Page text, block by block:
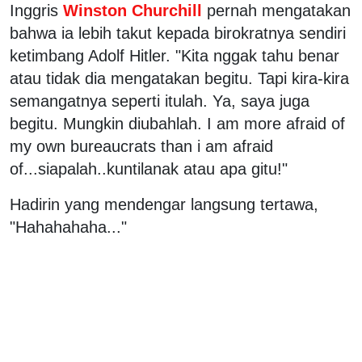
Inggris Winston Churchill pernah mengatakan
bahwa ia lebih takut kepada birokratnya sendiri
ketimbang Adolf Hitler. "Kita nggak tahu benar
atau tidak dia mengatakan begitu. Tapi kira-kira
semangatnya seperti itulah. Ya, saya juga
begitu. Mungkin diubahlah. I am more afraid of
my own bureaucrats than i am afraid
of...siapalah..kuntilanak atau apa gitu!"
Hadirin yang mendengar langsung tertawa,
"Hahahahaha..."